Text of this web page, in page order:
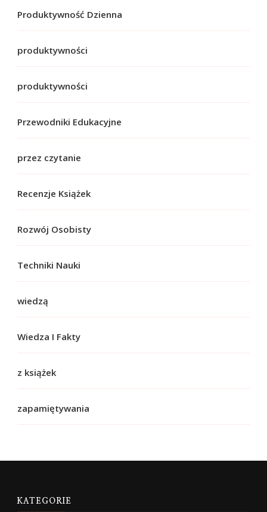
Produktywność Dzienna
produktywności
produktywności
Przewodniki Edukacyjne
przez czytanie
Recenzje Książek
Rozwój Osobisty
Techniki Nauki
wiedzą
Wiedza I Fakty
z książek
zapamiętywania
KATEGORIE